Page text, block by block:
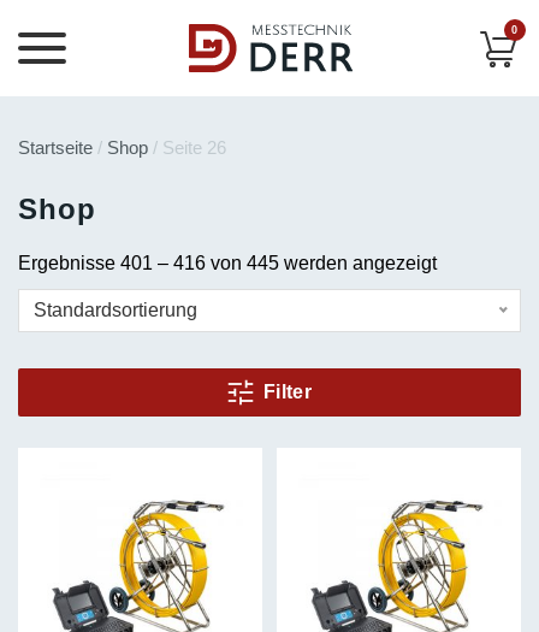
0
Startseite / Shop / Seite 26
Shop
Ergebnisse 401 – 416 von 445 werden angezeigt
Standardsortierung
Filter